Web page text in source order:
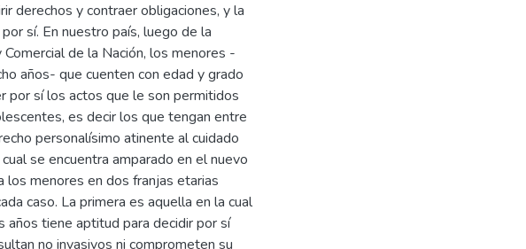
derechos y contraer obligaciones, y la
sí. En nuestro país, luego de la
de la Nación, los menores -
años- que cuenten con edad y grado
por sí los actos que le son permitidos
es decir los que tengan entre
personalísimo atinente al cuidado
se encuentra amparado en el nuevo
los menores en dos franjas etarias
caso. La primera es aquella en la cual
tiene aptitud para decidir por sí
no invasivos ni comprometen su